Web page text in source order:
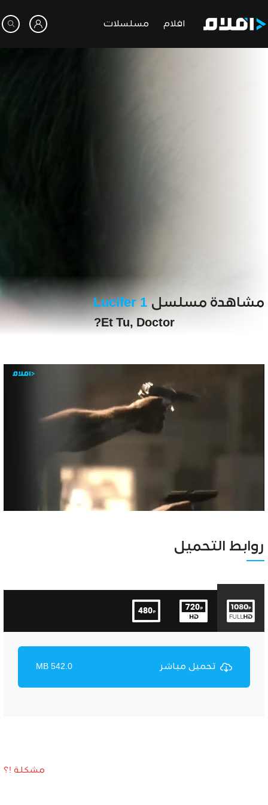
افلام مسلسلات
مشاهدة مسلسل Lucifer 1
Et Tu, Doctor?
Unmute Settings
روابط التحميل
تحميل مباشر 542.0 MB
مشكلة !؟